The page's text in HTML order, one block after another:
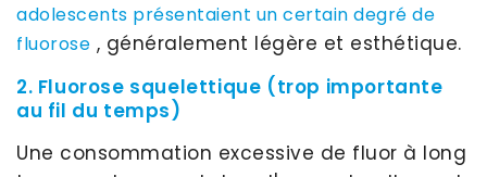
adolescents présentaient un certain degré de
fluorose , généralement légère et esthétique.
2. Fluorose squelettique (trop importante
au fil du temps)
Une consommation excessive de fluor à long